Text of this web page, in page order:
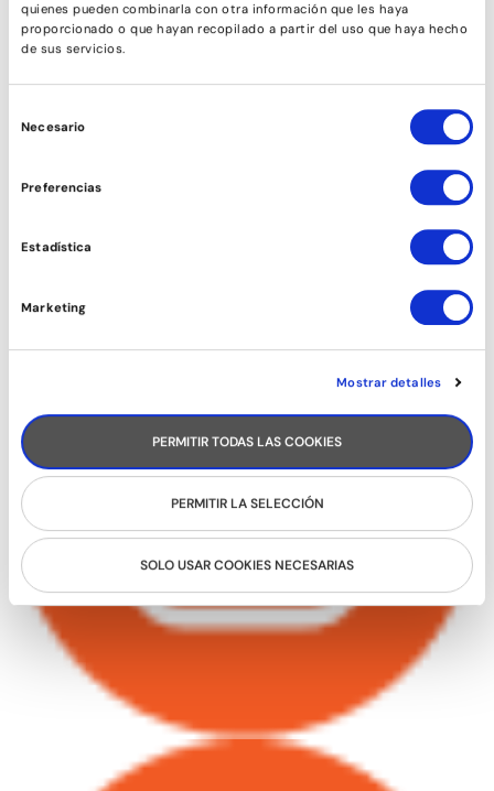
quienes pueden combinarla con otra información que les haya
proporcionado o que hayan recopilado a partir del uso que haya hecho
de sus servicios.
de
Necesario
Preferencias
Estadística
Marketing
Mostrar detalles
PERMITIR TODAS LAS COOKIES
PERMITIR LA SELECCIÓN
SOLO USAR COOKIES NECESARIAS